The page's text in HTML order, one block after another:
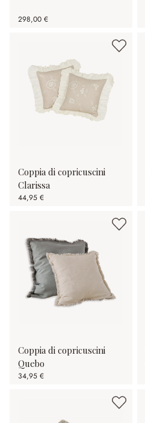
298,00 €
Coppia di copricuscini
Clarissa
44,95 €
Coppia di copricuscini
Quebo
34,95 €